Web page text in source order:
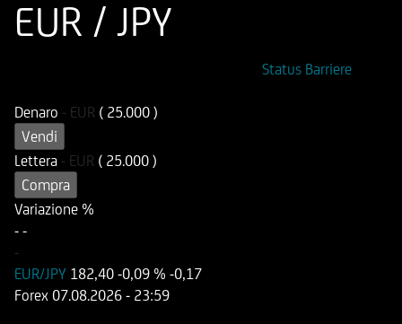
EUR / JPY
Status Barriere
Denaro - EUR ( 25.000 )
Vendi
Lettera - EUR ( 25.000 )
Compra
Variazione %
- -
-
EUR/JPY 182,40 -0,09 % -0,17
Forex 07.08.2026 - 23:59